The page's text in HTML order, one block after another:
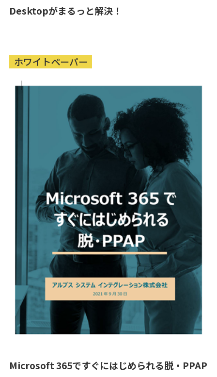
Desktopがまるっと解決！
ホワイトペーパー
Microsoft 365ですぐにはじめられる脱・PPAP